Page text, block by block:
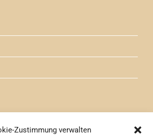
Zustimmung verwalten